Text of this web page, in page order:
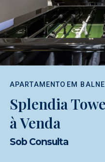
APARTAMENTO EM
Splendia
à Venda
Sob Consulta